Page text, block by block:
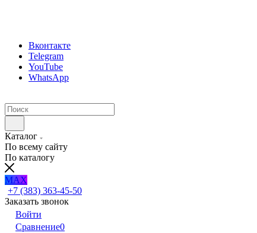
Вконтакте
Telegram
YouTube
WhatsApp
Каталог
По всему сайту
По каталогу
MAX
+7 (383) 363-45-50
Заказать звонок
Войти
Сравнение0